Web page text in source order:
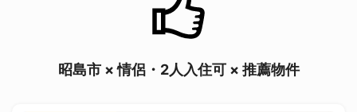
昭島市 × 情侶・2人入住可 × 推薦物件